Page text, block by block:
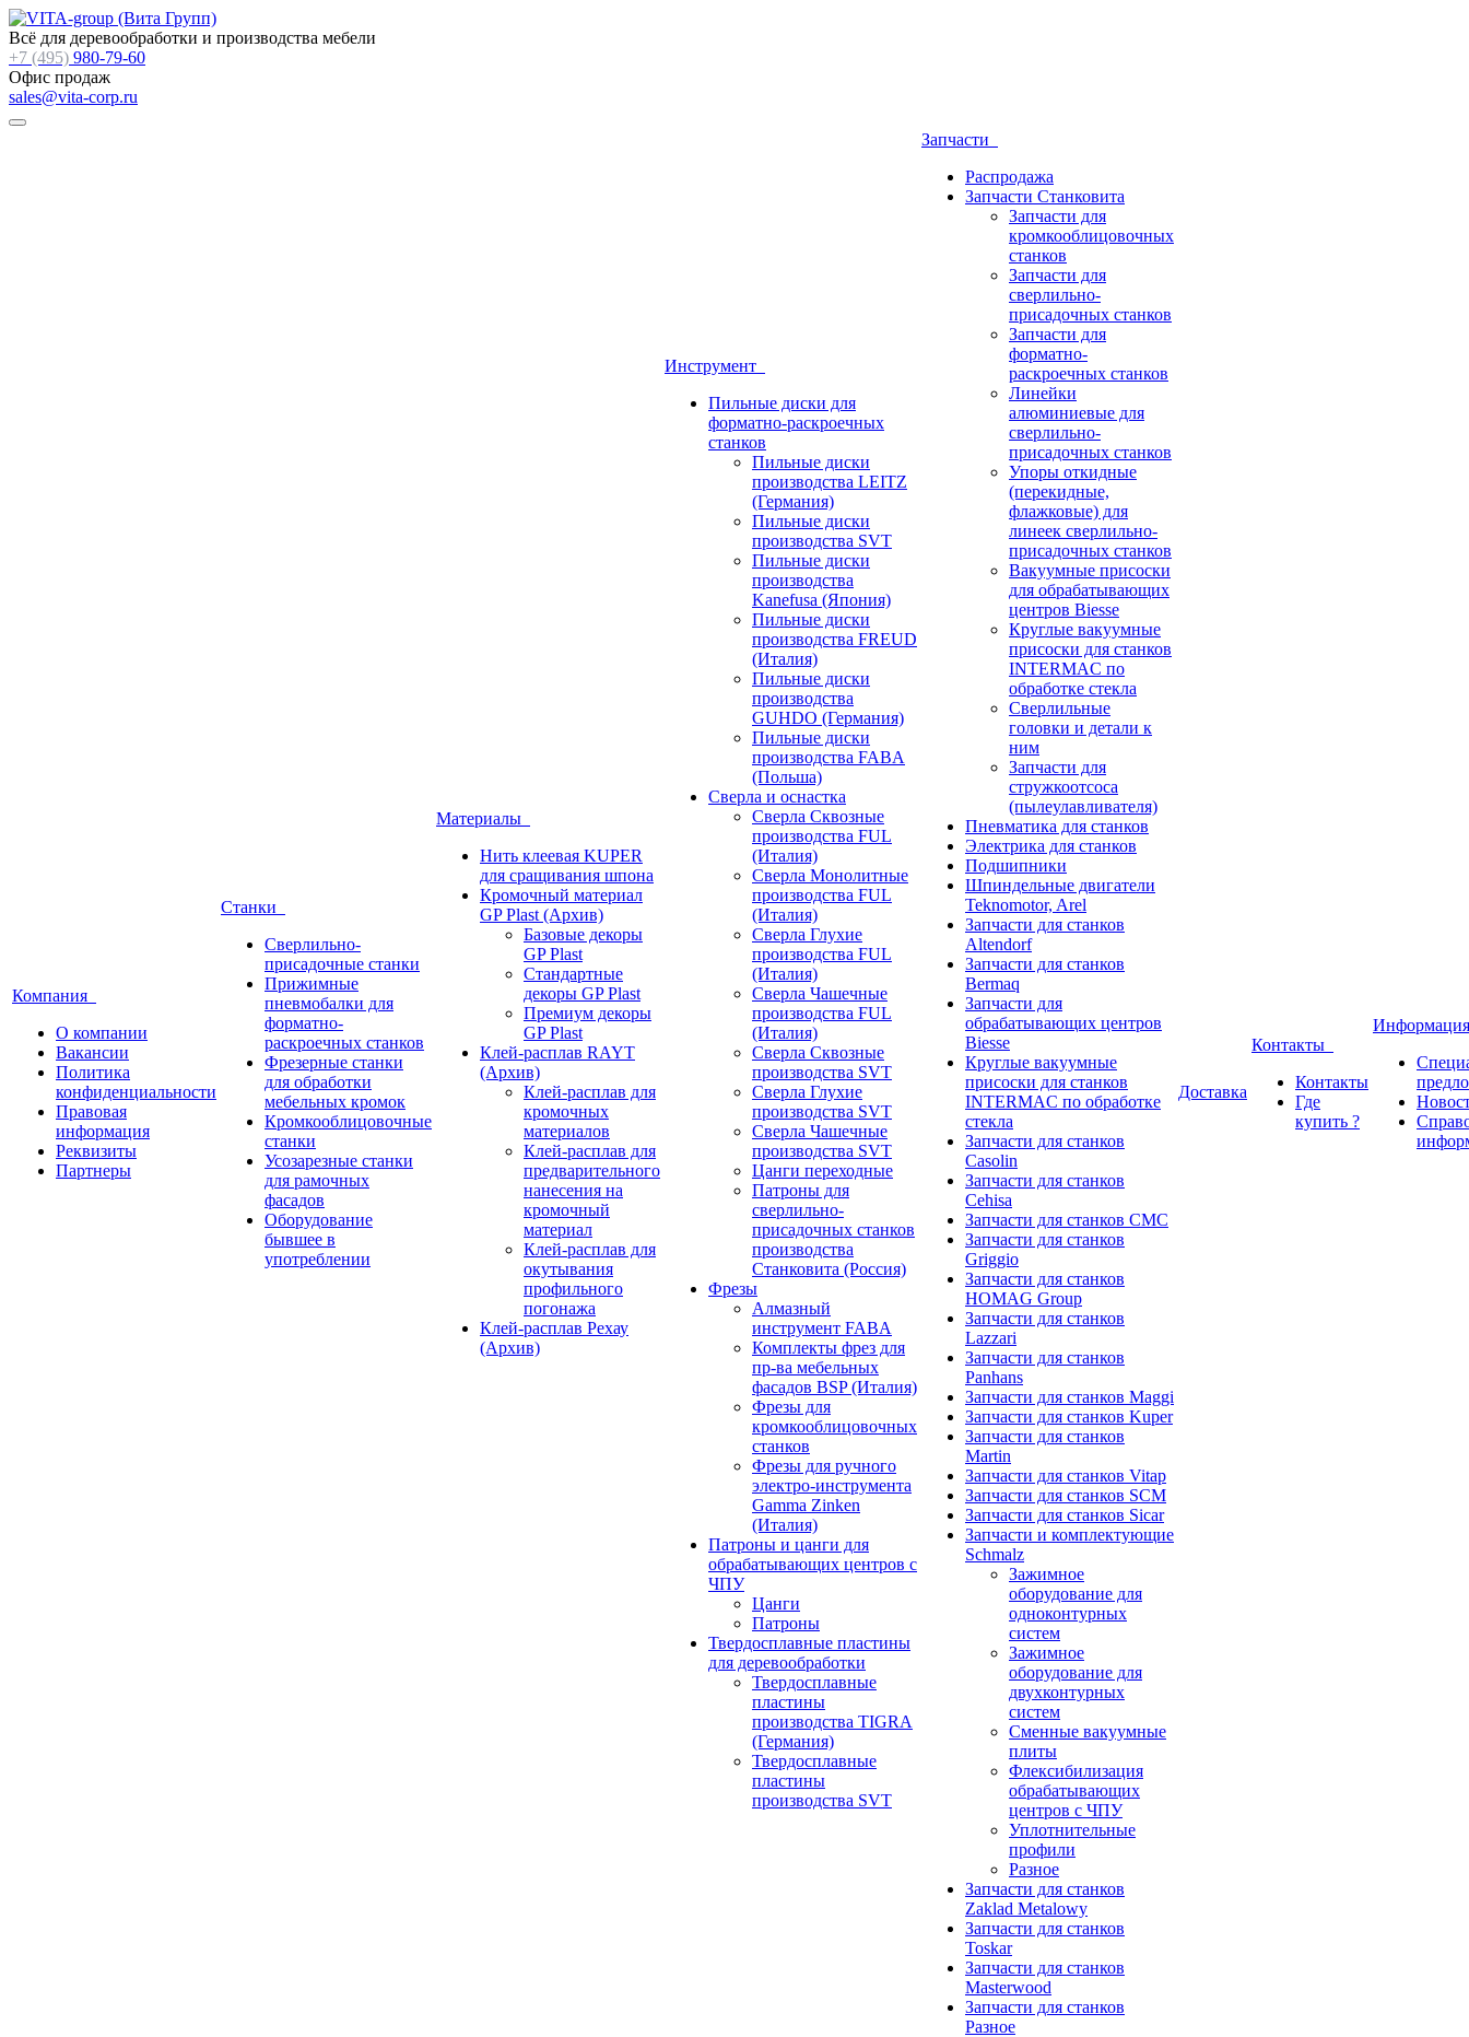
Всё для деревообработки и производства мебели
+7 (495) 980-79-60
Офис продаж
sales@vita-corp.ru
Компания
О компании
Вакансии
Политика
конфиденциальности
Правовая
информация
Реквизиты
Партнеры
Станки
Сверлильно-
присадочные станки
Прижимные
пневмобалки для
форматно-
раскроечных станков
Фрезерные станки
для обработки
мебельных кромок
Кромкооблицовочные
станки
Усозарезные станки
для рамочных
фасадов
Оборудование
бывшее в
употреблении
Материалы
Нить клеевая KUPER
для сращивания шпона
Кромочный материал
GP Plast (Архив)
Базовые декоры
GP Plast
Стандартные
декоры GP Plast
Премиум декоры
GP Plast
Клей-расплав RAYT
(Архив)
Клей-расплав для
кромочных
материалов
Клей-расплав для
предварительного
нанесения на
кромочный
материал
Клей-расплав для
окутывания
профильного
погонажа
Клей-расплав Рехау
(Архив)
Инструмент
Пильные диски для
форматно-раскроечных
станков
Пильные диски
производства LEITZ
(Германия)
Пильные диски
производства SVT
Пильные диски
производства
Kanefusa (Япония)
Пильные диски
производства FREUD
(Италия)
Пильные диски
производства
GUHDO (Германия)
Пильные диски
производства FABA
(Польша)
Сверла и оснастка
Сверла Сквозные
производства FUL
(Италия)
Сверла Монолитные
производства FUL
(Италия)
Сверла Глухие
производства FUL
(Италия)
Сверла Чашечные
производства FUL
(Италия)
Сверла Сквозные
производства SVT
Сверла Глухие
производства SVT
Сверла Чашечные
производства SVT
Цанги переходные
Патроны для
сверлильно-
присадочных станков
производства
Станковита (Россия)
Фрезы
Алмазный
инструмент FABA
Комплекты фрез для
пр-ва мебельных
фасадов BSP (Италия)
Фрезы для
кромкооблицовочных
станков
Фрезы для ручного
электро-инструмента
Gamma Zinken
(Италия)
Патроны и цанги для
обрабатывающих центров с
ЧПУ
Цанги
Патроны
Твердосплавные пластины
для деревообработки
Твердосплавные
пластины
производства TIGRA
(Германия)
Твердосплавные
пластины
производства SVT
Запчасти
Распродажа
Запчасти Станковита
Запчасти для
кромкооблицовочных
станков
Запчасти для
сверлильно-
присадочных станков
Запчасти для
форматно-
раскроечных станков
Линейки
алюминиевые для
сверлильно-
присадочных станков
Упоры откидные
(перекидные,
флажковые) для
линеек сверлильно-
присадочных станков
Вакуумные присоски
для обрабатывающих
центров Biesse
Круглые вакуумные
присоски для станков
INTERMAC по
обработке стекла
Сверлильные
головки и детали к
ним
Запчасти для
стружкоотсоса
(пылеулавливателя)
Пневматика для станков
Электрика для станков
Подшипники
Шпиндельные двигатели
Teknomotor, Arel
Запчасти для станков
Altendorf
Запчасти для станков
Bermaq
Запчасти для
обрабатывающих центров
Biesse
Круглые вакуумные
присоски для станков
INTERMAC по обработке
стекла
Запчасти для станков
Casolin
Запчасти для станков
Cehisa
Запчасти для станков CMC
Запчасти для станков
Griggio
Запчасти для станков
HOMAG Group
Запчасти для станков
Lazzari
Запчасти для станков
Panhans
Запчасти для станков Maggi
Запчасти для станков Kuper
Запчасти для станков
Martin
Запчасти для станков Vitap
Запчасти для станков SCM
Запчасти для станков Sicar
Запчасти и комплектующие
Schmalz
Зажимное
оборудование для
одноконтурных
систем
Зажимное
оборудование для
двухконтурных
систем
Сменные вакуумные
плиты
Флексибилизация
обрабатывающих
центров с ЧПУ
Уплотнительные
профили
Разное
Запчасти для станков
Zaklad Metalowy
Запчасти для станков
Toskar
Запчасти для станков
Masterwood
Запчасти для станков
Разное
Доставка
Контакты
Контакты
Где
купить ?